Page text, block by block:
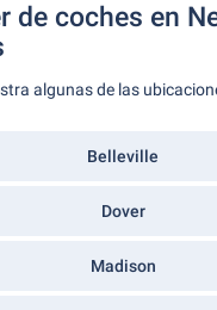
de coches en
algunas de las
Belleville
Dover
Madison